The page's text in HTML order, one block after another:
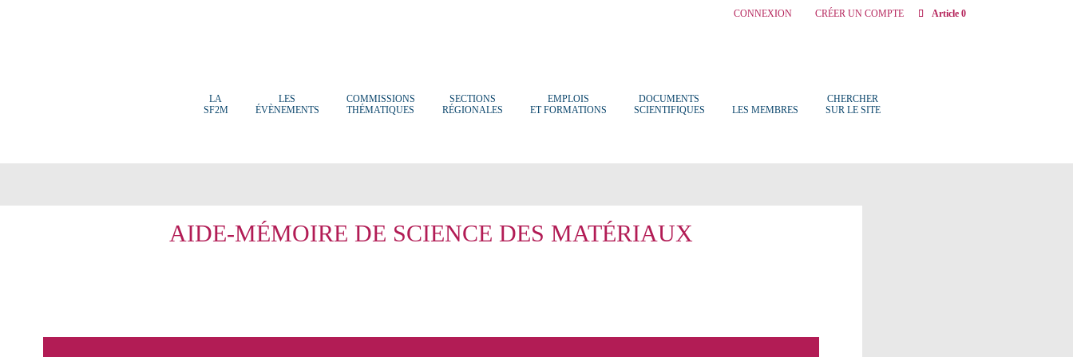
CONNEXION CRÉER UN COMPTE Article 0
LA
SF2M
LES
ÉVÈNEMENTS
COMMISSIONS
THÉMATIQUES
SECTIONS
RÉGIONALES
EMPLOIS
ET FORMATIONS
DOCUMENTS
SCIENTIFIQUES
LES MEMBRES
CHERCHER
SUR LE SITE
AIDE-MÉMOIRE DE SCIENCE DES MATÉRIAUX